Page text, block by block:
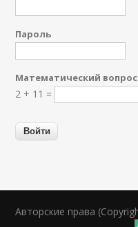
Пароль
Математический вопрос
2 + 11 =
Авторские права